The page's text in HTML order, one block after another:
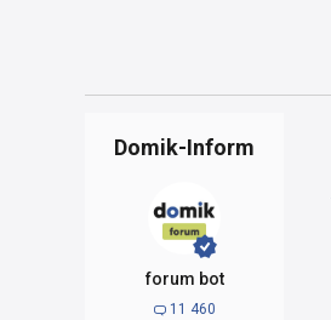
Domik-Inform


forum bot
 11 460